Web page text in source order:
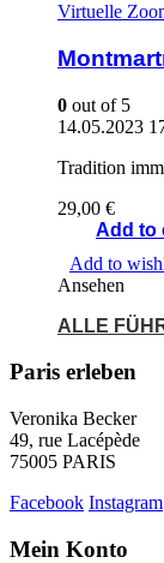
Virtuelle
0 out of 5
14.05.2023
Tradition
29,00 €
Add to
Add to
Ansehen
ALLE
Paris erleben
Veronika Becker
49, rue Lacépède
75005 PARIS
Facebook Instagram
Mein Konto